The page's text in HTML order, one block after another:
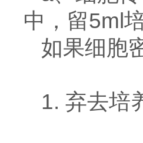
中，留5ml
如果细胞
1. 弃去培